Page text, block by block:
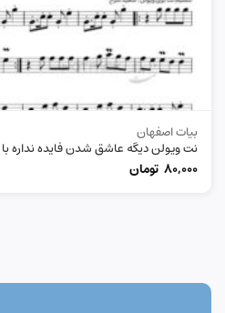
بیات اصفهان
نت ویولن دیگه عاشق شدن فایده نداره
80,000 تومان